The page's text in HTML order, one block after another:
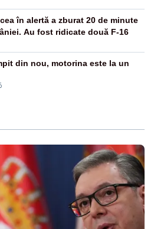
în alertă a zburat 20 de minute
Au fost ridicate două F-16
din nou, motorina este la un